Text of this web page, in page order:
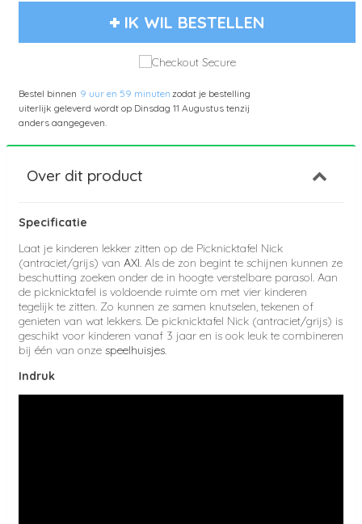
IK WIL BESTELLEN
Bestel binnen 9 uur en 59 minutenzodat je bestelling
uiterlijk geleverd wordt op Dinsdag 11 Augustus tenzij
anders aangegeven.
Over dit product
Specificatie
Laat je kinderen lekker zitten op de Picknicktafel Nick
(antraciet/grijs) van AXI. Als de zon begint te schijnen kunnen ze
beschutting zoeken onder de in hoogte verstelbare parasol. Aan
de picknicktafel is voldoende ruimte om met vier kinderen
tegelijk te zitten. Zo kunnen ze samen knutselen, tekenen of
genieten van wat lekkers. De picknicktafel Nick (antraciet/grijs) is
geschikt voor kinderen vanaf 3 jaar en is ook leuk te combineren
bij één van onze speelhuisjes.
Indruk